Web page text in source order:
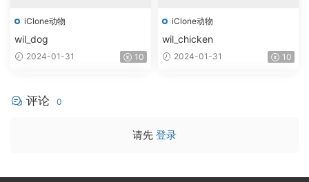
iClone动物
wil_dog
2024-01-31 10
iClone动物
wil_chicken
2024-01-31 10
评论 0
请先 登录